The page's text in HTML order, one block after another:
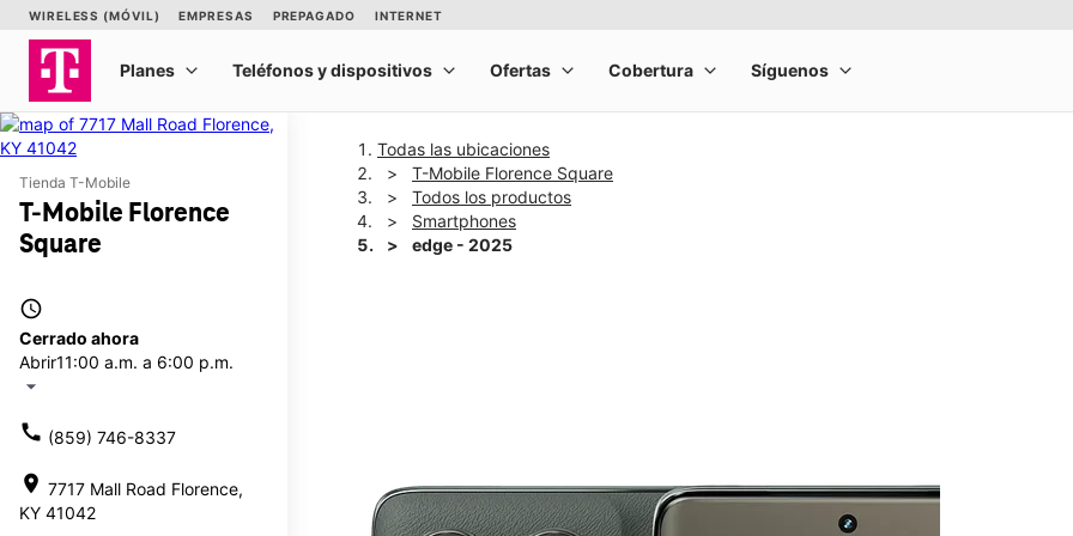
Tienda T-Mobile
T-Mobile Florence
Square
access_time
Cerrado ahora
Abrir11:00 a.m. a 6:00 p.m.
arrow_drop_down
call (859) 746-8337
location_on 7717 Mall Road Florence,
KY 41042
Todas las ubicaciones
T-Mobile Florence Square
Todos los productos
Smartphones
edge - 2025